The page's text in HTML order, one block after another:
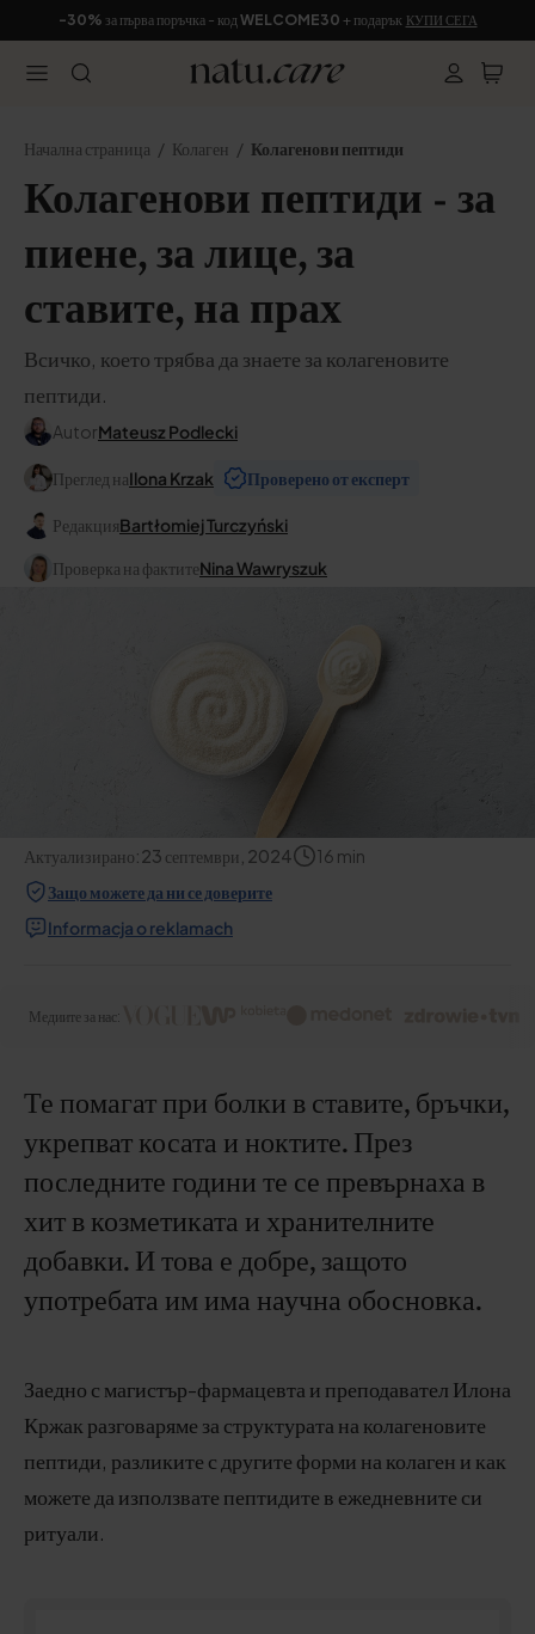
-30% за първа поръчка - код WELCOME30 + подарък КУПИ СЕГА
Начална страница Колаген Колагенови пептиди
Колагенови пептиди - за
пиене, за лице, за
ставите, на прах
Всичко, което трябва да знаете за колагеновите
пептиди.
AutorMateusz Podlecki
Преглед наIlona Krzak Проверено от експерт
РедакцияBartłomiej Turczyński
Проверка на фактитеNina Wawryszuk
Актуализирано:23 септември, 2024 16 min
Защо можете да ни се доверите
Informacja o reklamach
Медиите за нас:
Те помагат при болки в ставите, бръчки,
укрепват косата и ноктите. През
последните години те се превърнаха в
хит в козметиката и хранителните
добавки. И това е добре, защото
употребата им има научна обосновка.
Заедно с магистър-фармацевта и преподавател Илона
Кржак разговаряме за структурата на колагеновите
пептиди, разликите с другите форми на колаген и как
можете да използвате пептидите в ежедневните си
ритуали.